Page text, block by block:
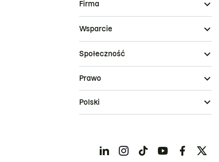
Firma
Wsparcie
Społeczność
Prawo
Polski